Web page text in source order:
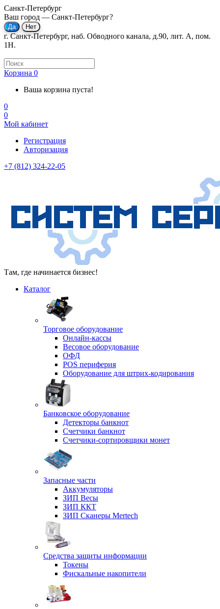
Санкт-Петербург
Ваш город — Санкт-Петербург?
г. Санкт-Петербург, наб. Обводного канала, д.90, лит. А, пом.
1Н.
Корзина 0
Ваша корзина пуста!
0
0
Мой кабинет
Регистрация
Авторизация
+7 (812) 324-22-05
Там, где начинается бизнес!
Каталог
Торговое оборудование
Онлайн-кассы
Весовое оборудование
ОФД
POS периферия
Оборудование для штрих-кодирования
Банковское оборудование
Детекторы банкнот
Счетчики банкнот
Счетчики-сортировщики монет
Запасные части
Аккумуляторы
ЗИП Весы
ЗИП ККТ
ЗИП Сканеры Mertech
Средства защиты информации
Токены
Фискальные накопители